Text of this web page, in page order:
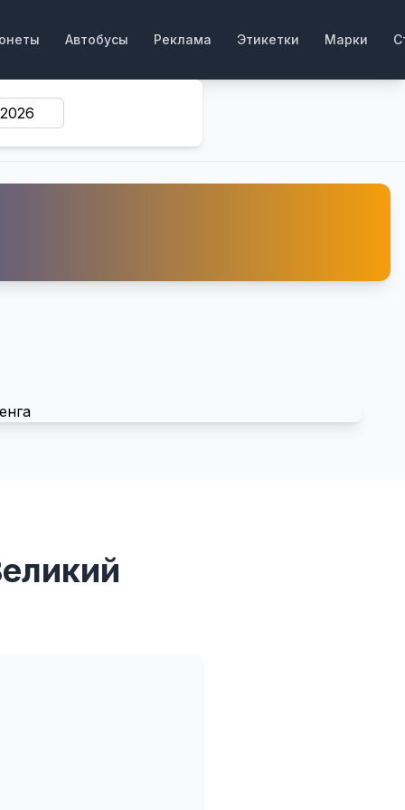
Автобусы Реклама Этикетки Марки